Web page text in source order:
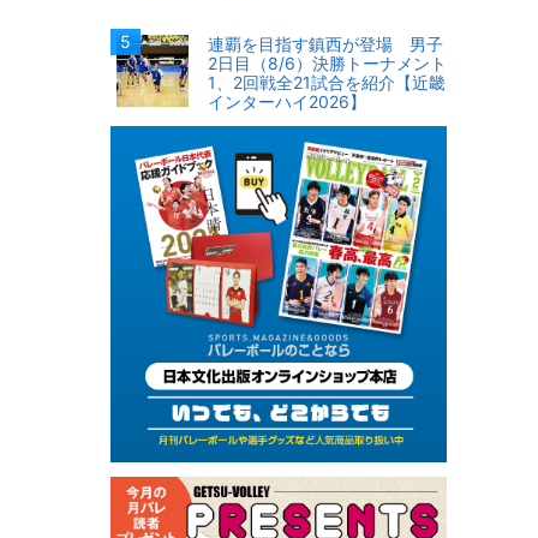
連覇を目指す鎮西が登場 男子
2日目（8/6）決勝トーナメント
1、2回戦全21試合を紹介【近畿
インターハイ2026】